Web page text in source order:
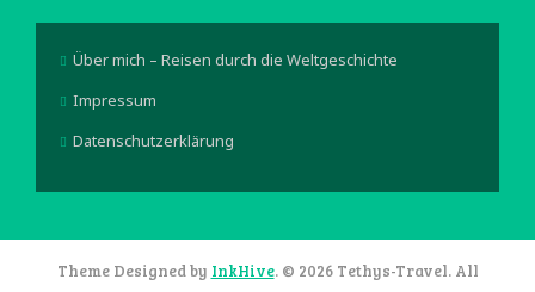
Über mich – Reisen durch die Weltgeschichte
Impressum
Datenschutzerklärung
Theme Designed by InkHive. © 2026 Tethys-Travel. All